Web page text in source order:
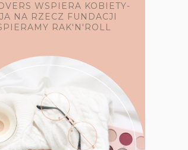
WSPIERA KOBIETY-
NA RZECZ FUNDACJI
RAK'N'ROLL